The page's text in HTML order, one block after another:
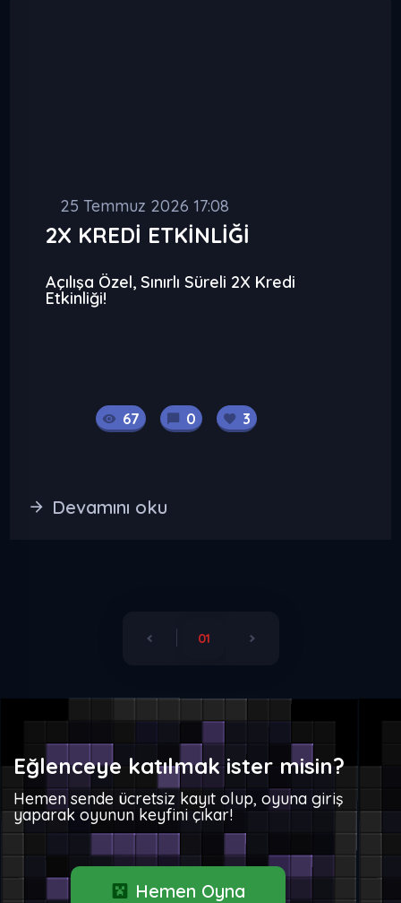
25 Temmuz 2026 17:08
2X KREDİ ETKİNLİĞİ
Açılışa Özel, Sınırlı Süreli 2X Kredi
Etkinliği!
67 0 3
Devamını oku
01
Eğlenceye katılmak ister misin?
Hemen sende ücretsiz kayıt olup, oyuna giriş
yaparak oyunun keyfini çıkar!
Hemen Oyna